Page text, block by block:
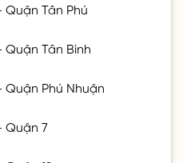
Quận Tân Phú
Quận Tân Bình
Quận Phú Nhuận
Quận 7